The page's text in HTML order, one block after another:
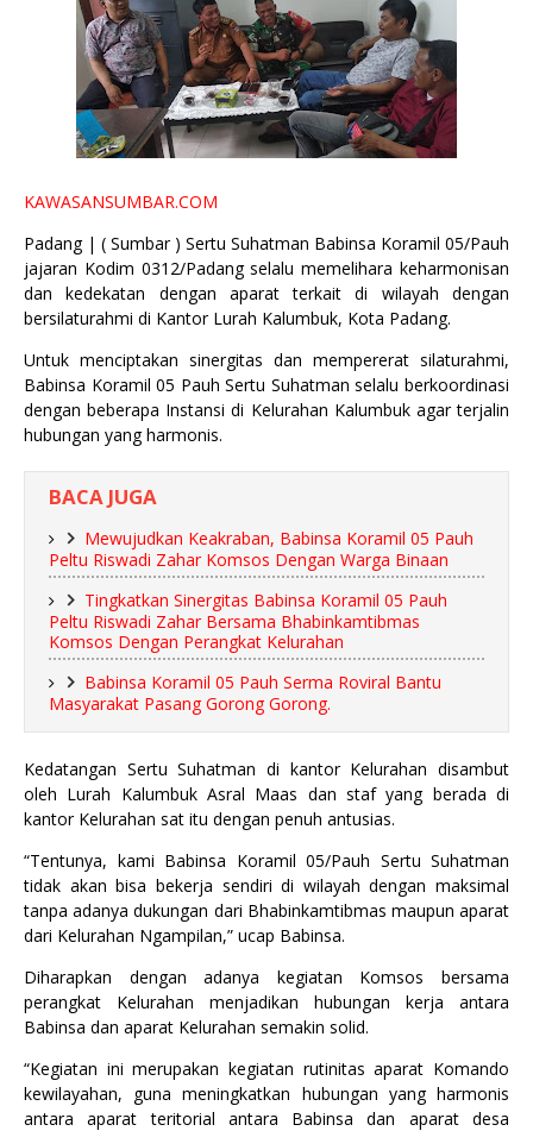
KAWASANSUMBAR.COM
Padang | ( Sumbar ) Sertu Suhatman Babinsa Koramil 05/Pauh
jajaran Kodim 0312/Padang selalu memelihara keharmonisan
dan kedekatan dengan aparat terkait di wilayah dengan
bersilaturahmi di Kantor Lurah Kalumbuk, Kota Padang.
Untuk menciptakan sinergitas dan mempererat silaturahmi,
Babinsa Koramil 05 Pauh Sertu Suhatman selalu berkoordinasi
dengan beberapa Instansi di Kelurahan Kalumbuk agar terjalin
hubungan yang harmonis.
BACA JUGA
Mewujudkan Keakraban, Babinsa Koramil 05 Pauh
Peltu Riswadi Zahar Komsos Dengan Warga Binaan
Tingkatkan Sinergitas Babinsa Koramil 05 Pauh
Peltu Riswadi Zahar Bersama Bhabinkamtibmas
Komsos Dengan Perangkat Kelurahan
Babinsa Koramil 05 Pauh Serma Roviral Bantu
Masyarakat Pasang Gorong Gorong.
Kedatangan Sertu Suhatman di kantor Kelurahan disambut
oleh Lurah Kalumbuk Asral Maas dan staf yang berada di
kantor Kelurahan sat itu dengan penuh antusias.
“Tentunya, kami Babinsa Koramil 05/Pauh Sertu Suhatman
tidak akan bisa bekerja sendiri di wilayah dengan maksimal
tanpa adanya dukungan dari Bhabinkamtibmas maupun aparat
dari Kelurahan Ngampilan,” ucap Babinsa.
Diharapkan dengan adanya kegiatan Komsos bersama
perangkat Kelurahan menjadikan hubungan kerja antara
Babinsa dan aparat Kelurahan semakin solid.
“Kegiatan ini merupakan kegiatan rutinitas aparat Komando
kewilayahan, guna meningkatkan hubungan yang harmonis
antara aparat teritorial antara Babinsa dan aparat desa